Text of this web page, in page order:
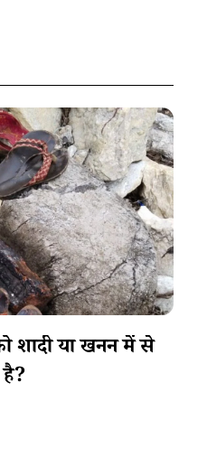
शादी या खनन में से